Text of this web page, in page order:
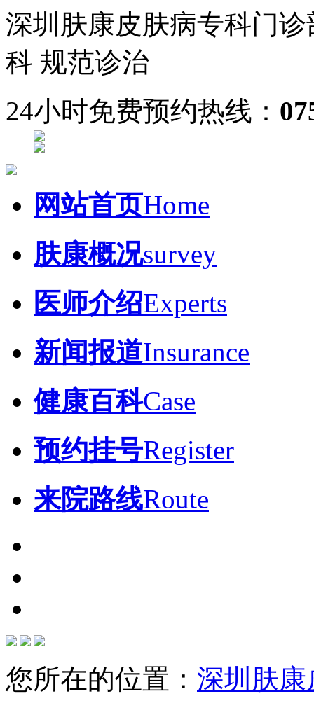
深圳肤康皮肤病专科门诊
科 规范诊治
24小时免费预约热线：
网站首页Home
肤康概况survey
医师介绍Experts
新闻报道Insurance
健康百科Case
预约挂号Register
来院路线Route
您所在的位置： 深圳肤